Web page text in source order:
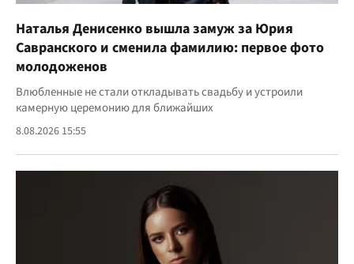
Наталья Денисенко вышла замуж за Юрия
Савранского и сменила фамилию: первое фото
молодоженов
Влюбленные не стали откладывать свадьбу и устроили
камерную церемонию для ближайших
8.08.2026 15:55